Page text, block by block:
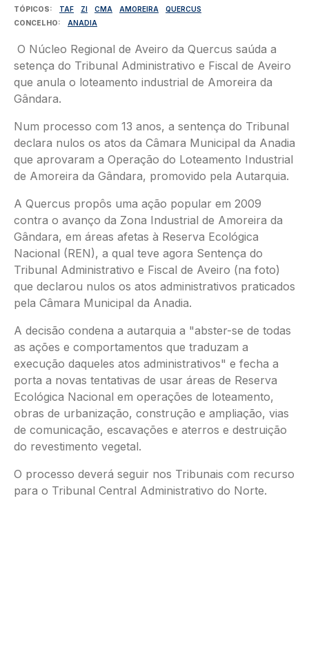
TÓPICOS TAF ZI CMA AMOREIRA
QUERCUS
CONCELHO
ANADIA
O Núcleo Regional de Aveiro da Quercus saúda a
setença do Tribunal Administrativo e Fiscal de Aveiro
que anula o loteamento industrial de Amoreira da
Gândara.
Num processo com 13 anos, a sentença do Tribunal
declara nulos os atos da Câmara Municipal da Anadia
que aprovaram a Operação do Loteamento Industrial
de Amoreira da Gândara, promovido pela Autarquia.
A Quercus propôs uma ação popular em 2009
contra o avanço da Zona Industrial de Amoreira da
Gândara, em áreas afetas à Reserva Ecológica
Nacional (REN), a qual teve agora Sentença do
Tribunal Administrativo e Fiscal de Aveiro (na foto)
que declarou nulos os atos administrativos praticados
pela Câmara Municipal da Anadia.
A decisão condena a autarquia a "abster-se de todas
as ações e comportamentos que traduzam a
execução daqueles atos administrativos" e fecha a
porta a novas tentativas de usar áreas de Reserva
Ecológica Nacional em operações de loteamento,
obras de urbanização, construção e ampliação, vias
de comunicação, escavações e aterros e destruição
do revestimento vegetal.
O processo deverá seguir nos Tribunais com recurso
para o Tribunal Central Administrativo do Norte.